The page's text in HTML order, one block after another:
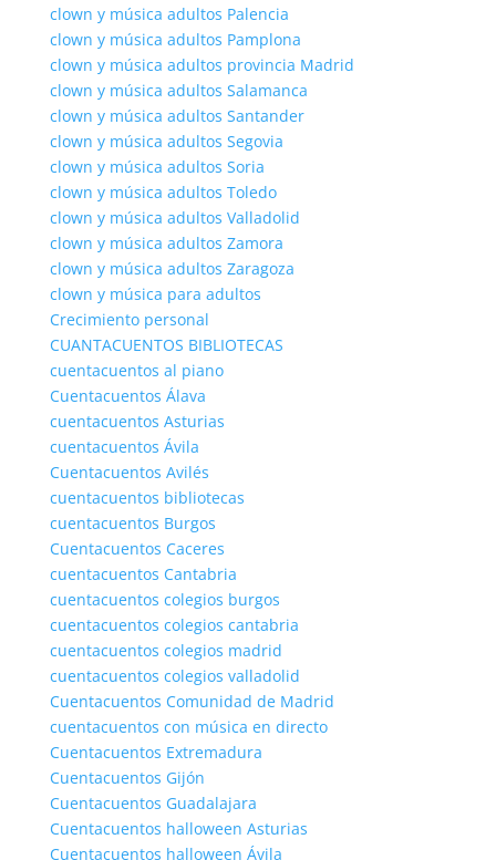
clown y música adultos Palencia
clown y música adultos Pamplona
clown y música adultos provincia Madrid
clown y música adultos Salamanca
clown y música adultos Santander
clown y música adultos Segovia
clown y música adultos Soria
clown y música adultos Toledo
clown y música adultos Valladolid
clown y música adultos Zamora
clown y música adultos Zaragoza
clown y música para adultos
Crecimiento personal
CUANTACUENTOS BIBLIOTECAS
cuentacuentos al piano
Cuentacuentos Álava
cuentacuentos Asturias
cuentacuentos Ávila
Cuentacuentos Avilés
cuentacuentos bibliotecas
cuentacuentos Burgos
Cuentacuentos Caceres
cuentacuentos Cantabria
cuentacuentos colegios burgos
cuentacuentos colegios cantabria
cuentacuentos colegios madrid
cuentacuentos colegios valladolid
Cuentacuentos Comunidad de Madrid
cuentacuentos con música en directo
Cuentacuentos Extremadura
Cuentacuentos Gijón
Cuentacuentos Guadalajara
Cuentacuentos halloween Asturias
Cuentacuentos halloween Ávila